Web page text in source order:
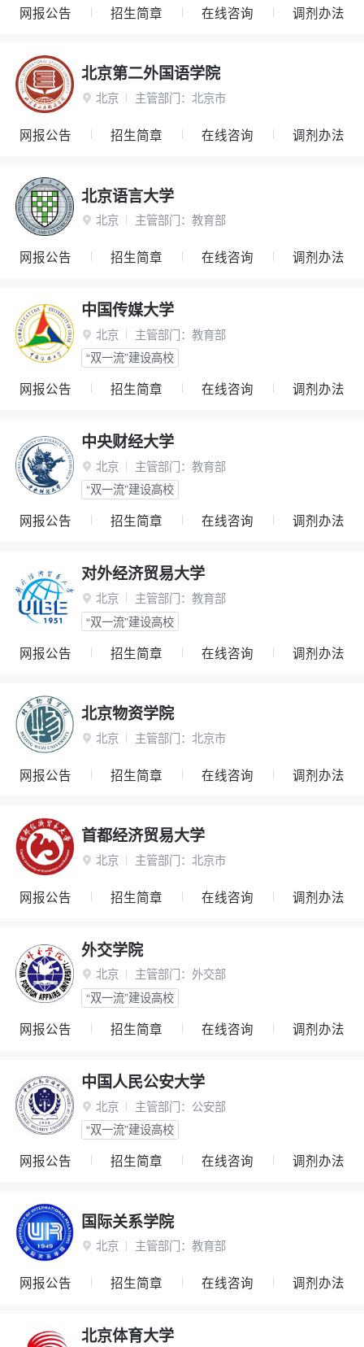
网报公告 招生简章 在线咨询 调剂办法
北京第二外国语学院
 北京 主管部门： 北京市
网报公告 招生简章 在线咨询 调剂办法
北京语言大学
 北京 主管部门： 教育部
网报公告 招生简章 在线咨询 调剂办法
中国传媒大学
 北京 主管部门： 教育部
“双一流”建设高校
网报公告 招生简章 在线咨询 调剂办法
中央财经大学
 北京 主管部门： 教育部
“双一流”建设高校
网报公告 招生简章 在线咨询 调剂办法
对外经济贸易大学
 北京 主管部门： 教育部
“双一流”建设高校
网报公告 招生简章 在线咨询 调剂办法
北京物资学院
 北京 主管部门： 北京市
网报公告 招生简章 在线咨询 调剂办法
首都经济贸易大学
 北京 主管部门： 北京市
网报公告 招生简章 在线咨询 调剂办法
外交学院
 北京 主管部门： 外交部
“双一流”建设高校
网报公告 招生简章 在线咨询 调剂办法
中国人民公安大学
 北京 主管部门： 公安部
“双一流”建设高校
网报公告 招生简章 在线咨询 调剂办法
国际关系学院
 北京 主管部门： 教育部
网报公告 招生简章 在线咨询 调剂办法
北京体育大学